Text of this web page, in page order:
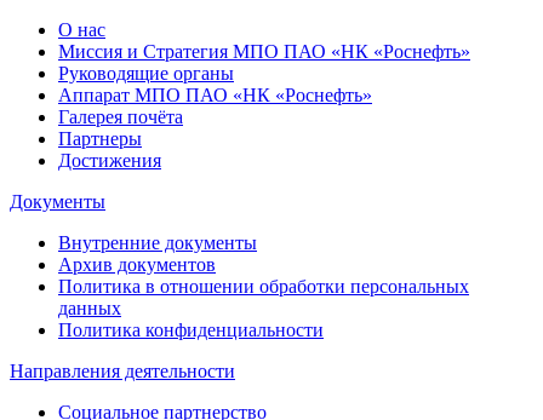
О нас
Миссия и Стратегия МПО ПАО «НК «Роснефть»
Руководящие органы
Аппарат МПО ПАО «НК «Роснефть»
Галерея почёта
Партнеры
Достижения
Документы
Внутренние документы
Архив документов
Политика в отношении обработки персональных
данных
Политика конфиденциальности
Направления деятельности
Социальное партнерство